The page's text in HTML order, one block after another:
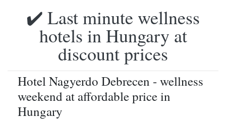
✔️ Last minute wellness
hotels in Hungary at
discount prices
Hotel Nagyerdo Debrecen - wellness
weekend at affordable price in
Hungary